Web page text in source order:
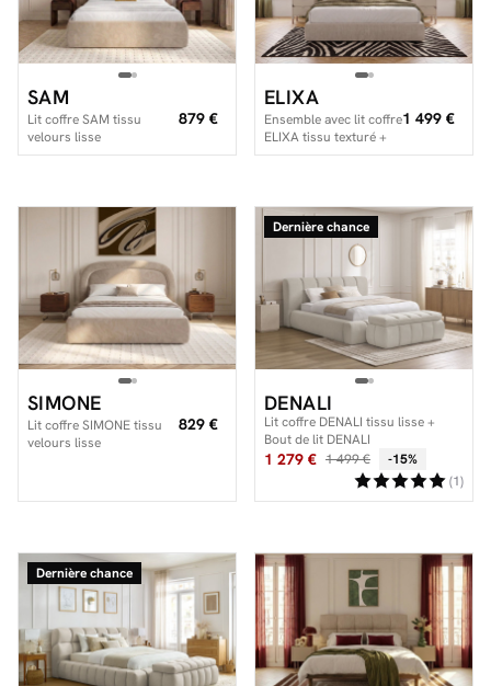
SAM
Lit coffre SAM tissu
velours lisse
879 €
ELIXA
Ensemble avec lit coffre
ELIXA tissu texturé +
matelas hybride
1 499 €
SIMONE
Lit coffre SIMONE tissu
velours lisse
829 €
Dernière chance
DENALI
Lit coffre DENALI tissu lisse +
Bout de lit DENALI
1 279 € 1 499 €
-15%
(1)
Dernière chance